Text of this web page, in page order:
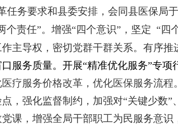
任务要求和县委安排，会同县医保局于
个责任”。增强“四个意识”，坚定 “四
主导权，密切党群干群关系。有序推
服务质量。 开展“精准优化服务”专项
疗服务价格改革，优化医保服务流程。
，强化监督制约，加强对“关键少数”
课，增强全局干部职工为民服务意